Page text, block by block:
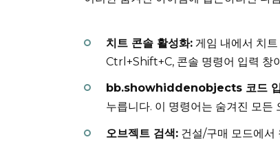
치트 콘솔 활성화: 게임 내에서 치
Ctrl+Shift+C, 콘솔 명령어 입력 창
bb.showhiddenobjects 코드
누릅니다. 이 명령어는 숨겨진 모든
오브젝트 검색: 건설/구매 모드에서